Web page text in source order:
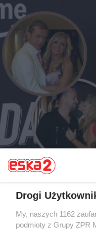
Drogi
My, naszych 1162
podmioty z Grupy ZPR